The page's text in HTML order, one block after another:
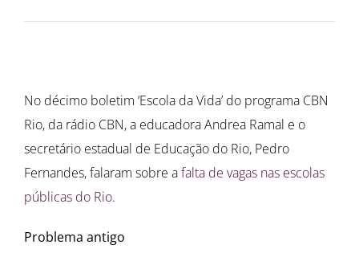
No décimo boletim ‘Escola da Vida’ do programa CBN
Rio, da rádio CBN, a educadora Andrea Ramal e o
secretário estadual de Educação do Rio, Pedro
Fernandes, falaram sobre afalta de vagas nas escolas
públicas do Rio.
Problema antigo